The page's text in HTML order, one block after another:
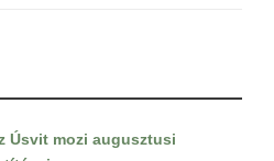
Úsvit mozi augusztusi